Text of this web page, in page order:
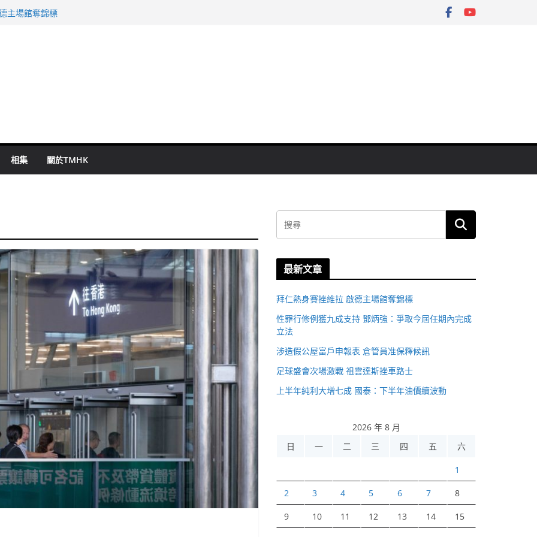
泰：下半年油價續波動
主場館奪錦標
相集 關於TMHK
最新文章
拜仁熱身賽挫維拉 啟德主場館奪錦標
性罪行修例獲九成支持 鄧炳強：爭取今屆任期內完成
立法
涉造假公屋富戶申報表 倉管員准保釋候訊
足球盛會次場激戰 祖雲達斯挫車路士
上半年純利大增七成 國泰：下半年油價續波動
2026 年 8 月
日
一 二 三 四 五 六
1
2 3 4 5 6 7 8
9 10 11 12 13 14 15